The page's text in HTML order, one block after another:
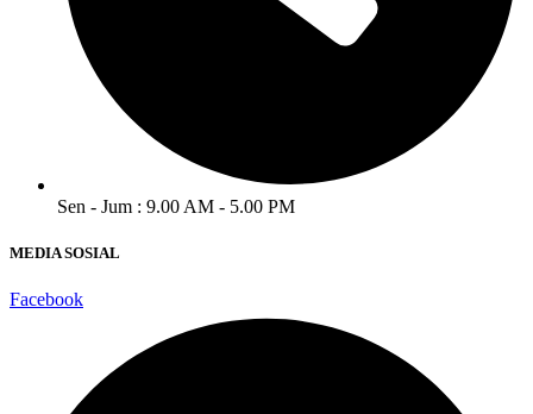
Sen - Jum : 9.00 AM - 5.00 PM
MEDIA SOSIAL
Facebook